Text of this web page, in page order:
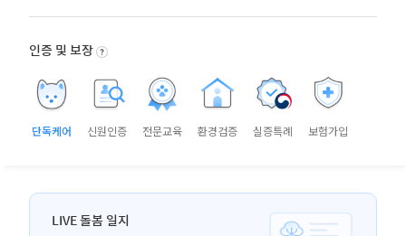
인증 및 보장
단독케어 신원인증 전문교육 환경검증 실증특례 보험가입
LIVE 돌봄 일지